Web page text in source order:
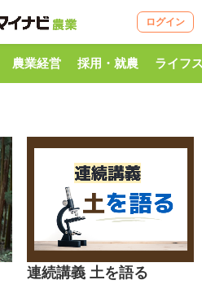
ログイン
農業経営 採用・就農 ライフ
連続講義 土を語る